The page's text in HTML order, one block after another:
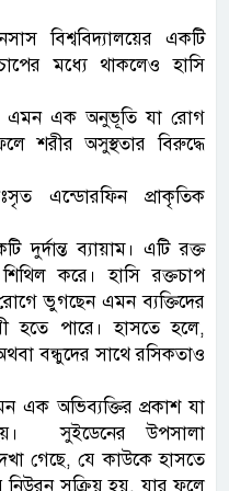
বিশ্ববিদ্যালয়ের একটি
মধ্যে থাকলেও হাসি
এমন এক অনুভূতি যা রোগ
শরীর অসুস্থতার বিরুদ্ধে
এন্ডোরফিন প্রাকৃতিক
দুর্দান্ত ব্যায়াম। এটি রক্ত
করে। হাসি রক্তচাপ
রোগে ভুগছেন এমন ব্যক্তিদের
হতে পারে। হাসতে হলে,
বন্ধুদের সাথে রসিকতাও
এক অভিব্যক্তির প্রকাশ যা
সুইডেনের উপসালা
গেছে, যে কাউকে হাসতে